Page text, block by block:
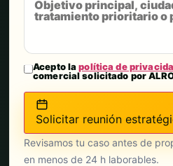
Acepto lapolítica de
comercial solicitado por ALRO
Solicitar reunión
Revisamos tu caso antes de
en menos de 24 h laborables.